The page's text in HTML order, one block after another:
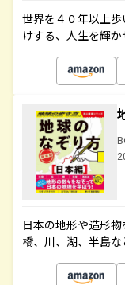
世界を４０年以上
けする、人生を輝
日本の地形や造形
橋、川、湖、半島